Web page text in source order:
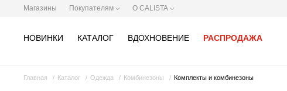
Магазины Покупателям О CALISTA
НОВИНКИ КАТАЛОГ ВДОХНОВЕНИЕ РАСПРОДАЖА
Главная Каталог Одежда Комбинезоны Комплекты и комбинезоны